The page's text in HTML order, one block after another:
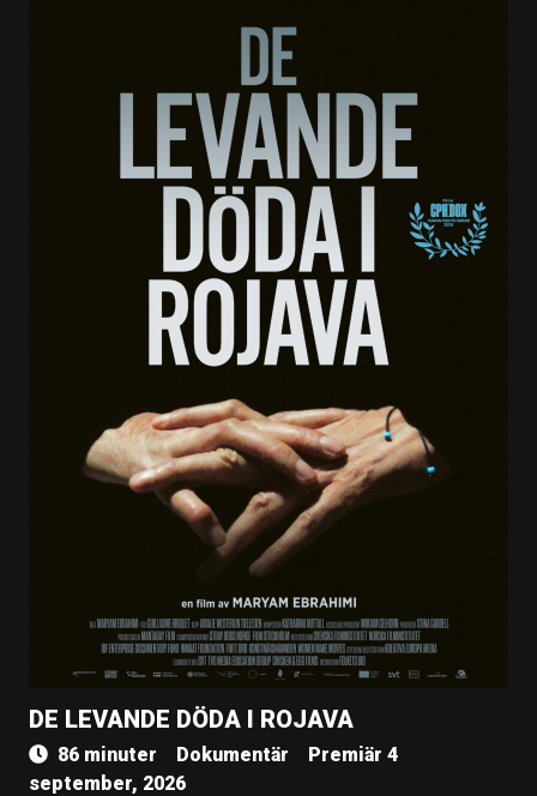
DE LEVANDE DÖDA I ROJAVA
86 minuter Dokumentär
Premiär 4
september, 2026